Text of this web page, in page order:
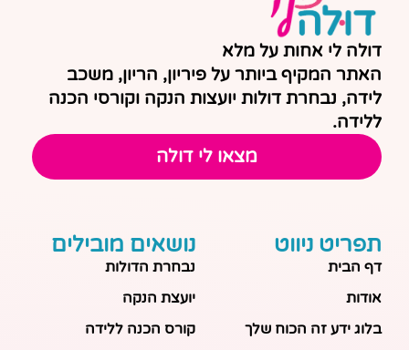
דולה לי אחות על מלא
האתר המקיף ביותר על פיריון, הריון, משכב
לידה, נבחרת דולות יועצות הנקה וקורסי הכנה
ללידה.
מצאו לי דולה
תפריט ניווט
דף הבית
אודות
בלוג ידע זה הכוח שלך
נושאים מובילים
נבחרת הדולות
יועצת הנקה
קורס הכנה ללידה